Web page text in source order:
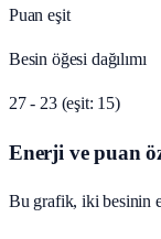
Puan eşit
Besin öğesi dağılımı
27 - 23 (eşit: 15)
Enerji ve puan
Bu grafik, iki besinin